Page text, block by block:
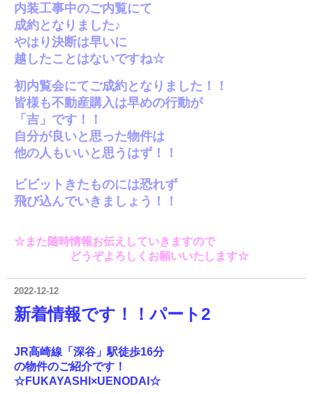
内装工事中のご内覧にて
成約となりました♪
やはり決断は早いに
越したことはないですね☆
初内覧会にてご成約となりました！！
皆様も不動産購入は早めの行動が
「吉」です！！
自分が良いと思った物件は
他の人もいいと思うはず！！
ビビットきたものには恐れず
飛び込んでいきましょう！！
☆また随時情報お伝えしていきますので
どうぞよろしくお願いいたします☆
2022-12-12
新着情報です！！パート2
JR高崎線「深谷」駅徒歩16分
の物件のご紹介です！
☆FUKAYASHI×UENODAI☆